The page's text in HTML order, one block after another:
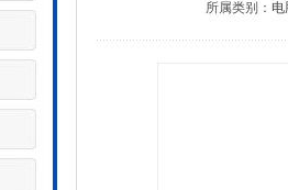
所属类别： 电